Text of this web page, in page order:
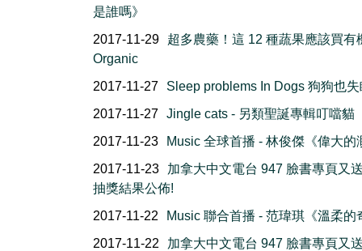
是誰嗎》
2017-11-29
超多農藥！這 12 種蔬果應該買有
Organic
2017-11-27
Sleep problems In Dogs 狗狗也
2017-11-27 Jingle cats - 另類聖誕專輯叮噹貓
2017-11-23
Music 全球首播 - 林俊傑《偉大的
2017-11-23
加拿大中文電台 947 臉書專頁又
抽獎結果公佈!
2017-11-22
Music 聯合首播 - 范瑋琪《溫柔的
2017-11-22
加拿大中文電台 947 臉書專頁又